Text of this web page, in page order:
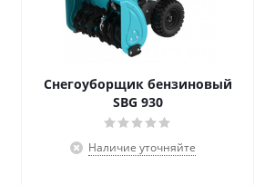
Снегоуборщик бензиновый
SBG 930
Наличие уточняйте